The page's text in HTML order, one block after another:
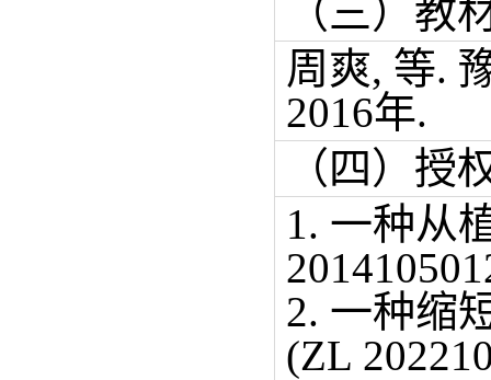
（三）教
周爽, 等.
2016年.
（四）授
1. 一种从
2. 一种缩
(ZL